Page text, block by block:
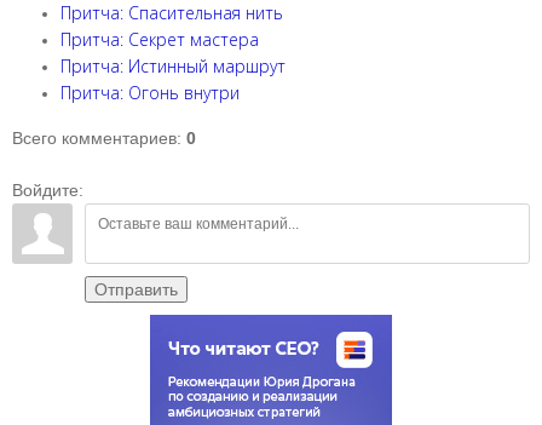
Притча: Спасительная нить
Притча: Секрет мастера
Притча: Истинный маршрут
Притча: Огонь внутри
Всего комментариев: 0
Войдите:
Отправить